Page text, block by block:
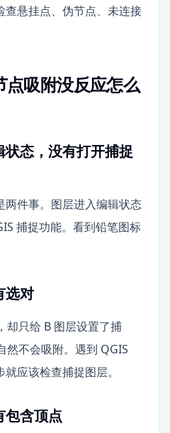
查悬挂点、伪节点、未连接
点吸附没反应怎么
态，没有打开捕捉
两件事。图层进入编辑状态
捕捉功能。看到铅笔图标
选对
却只给 B 图层设置了捕
然不会吸附。遇到 QGIS
应该检查捕捉图层。
包含顶点